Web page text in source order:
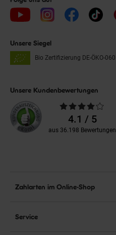
Unsere Siegel
Bio Zertifizierung DE-ÖKO-060
Unsere Kundenbewertungen
Durchschnittliche
Bewertungen4.1 / 5
aus 36.198 Bewertungen
Zahlarten im Online-Shop
Service